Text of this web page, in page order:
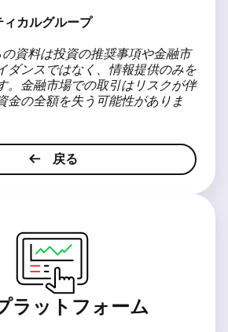
ィカルグループ
の資料は投資の推奨事項や金融市
ダンスではなく、情報提供のみを
。金融市場での取引はリスクが伴
金の全額を失う可能性がありま
戻る
ラットフォーム